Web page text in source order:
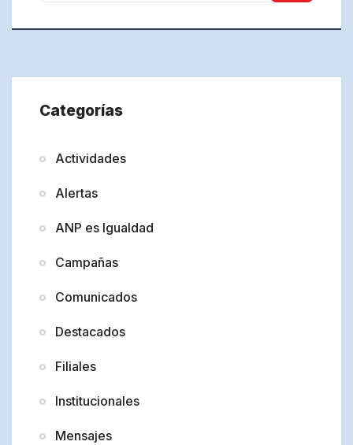
Categorías
Actividades
Alertas
ANP es Igualdad
Campañas
Comunicados
Destacados
Filiales
Institucionales
Mensajes